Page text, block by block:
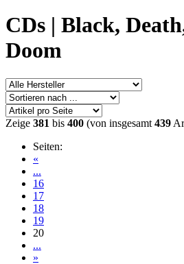
CDs | Black,
Doom
Zeige 381 bis 400 (von insgesamt 439
Seiten:
«
...
16
17
18
19
20
...
»